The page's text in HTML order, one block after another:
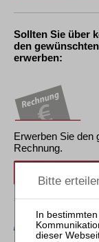
Sollten Sie über
den
erwerben:
Erwerben Sie den
Rechnung.